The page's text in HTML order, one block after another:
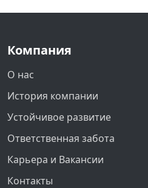
Компания
О нас
История компании
Устойчивое развитие
Ответственная забота
Карьера и Вакансии
Контакты